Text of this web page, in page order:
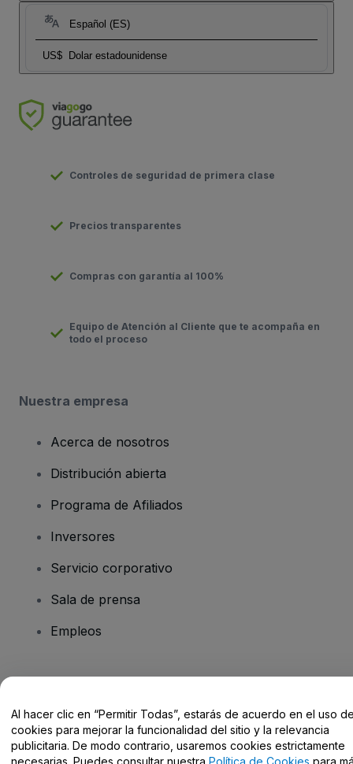
Español (ES)
US$ Dolar estadounidense
Controles de seguridad de primera clase
Precios transparentes
Compras con garantía al 100%
Equipo de Atención al Cliente que te acompaña en
todo el proceso
Nuestra empresa
Acerca de nosotros
Distribución abierta
Programa de Afiliados
Inversores
Servicio corporativo
Sala de prensa
Empleos
Centro de Ayuda / Contacto
Al hacer clic en “Permitir Todas”, estarás de acuerdo en el uso
cookies para mejorar la funcionalidad del sitio y la relevancia
publicitaria. De modo contrario, usaremos cookies estrictamente
necesarias. Puedes consultar nuestra Política de Cookies para